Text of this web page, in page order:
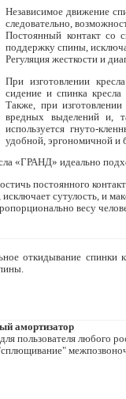
Независимое движение
следовательно,
Постоянный контакт со
поддержку спины,
Регуляция жесткости и
При изготовлении
сидение и спинка
Также, при
вредных выделений и,
используется гнуто-
удобной, эргономичной и
«ГРАНД» идеально
постоянного
сутулость, и
весу
откидывание спинки
амортизатор
пользователя любого